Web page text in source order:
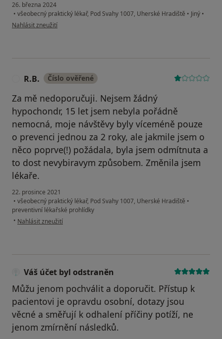
26. března 2024
• všeobecný praktický lékař, Pod Svahy 1007, Uherské Hradiště • Jiný •
podle názoru uživatele K
Nahlásit zneužití
R.B. Číslo ověřené
Za mě nedoporučuji. Nejsem žádný
hypochondr, 15 let jsem nebyla pořádně
nemocná, moje návštěvy byly víceméně pouze
o prevenci jednou za 2 roky, ale jakmile jsem o
něco poprve(!) požádala, byla jsem odmítnuta a
to dost nevybiravym způsobem. Změnila jsem
lékaře.
22. prosince 2021
• všeobecný praktický lékař, Pod Svahy 1007, Uherské Hradiště •
preventivní lékařské prohlídky
• podle názoru uživatele R.B.
Nahlásit zneužití
Váš účet byl odstraněn
Můžu jenom pochválit a doporučit. Přístup k
pacientovi je opravdu osobní, dotazy jsou
věcné a směřují k odhalení příčiny potíží, ne
jenom zmírnění následků.